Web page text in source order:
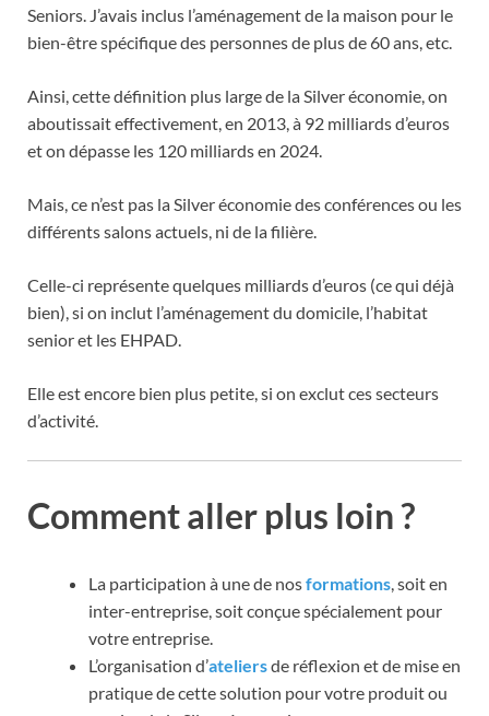
Seniors. J’avais inclus l’aménagement de la maison pour le
bien-être spécifique des personnes de plus de 60 ans, etc.
Ainsi, cette définition plus large de la Silver économie, on
aboutissait effectivement, en 2013, à 92 milliards d’euros
et on dépasse les 120 milliards en 2024.
Mais, ce n’est pas la Silver économie des conférences ou les
différents salons actuels, ni de la filière.
Celle-ci représente quelques milliards d’euros (ce qui déjà
bien), si on inclut l’aménagement du domicile, l’habitat
senior et les EHPAD.
Elle est encore bien plus petite, si on exclut ces secteurs
d’activité.
Comment aller plus loin ?
La participation à une de nosformations , soit en
inter-entreprise, soit conçue spécialement pour
votre entreprise.
L’organisation d’ateliersde réflexion et de mise en
pratique de cette solution pour votre produit ou